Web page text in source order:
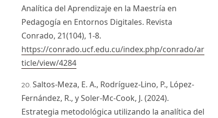
Analítica del Aprendizaje en la Maestría en
Pedagogía en Entornos Digitales. Revista
Conrado, 21(104), 1-8.
https://conrado.ucf.edu.cu/index.php/conrado/ar
ticle/view/4284
Saltos-Meza, E. A., Rodríguez-Lino, P., López-
Fernández, R., y Soler-Mc-Cook, J. (2024).
Estrategia metodológica utilizando la analítica del